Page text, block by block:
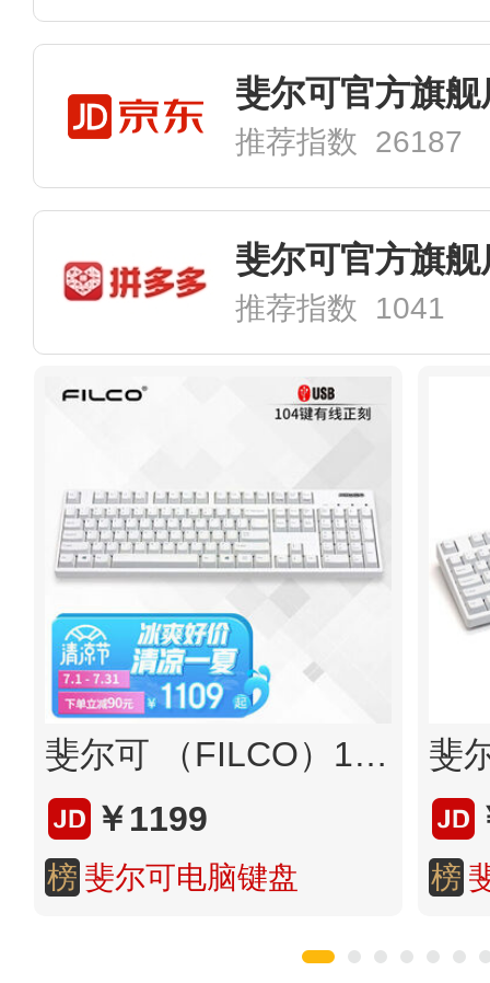
斐尔可官方旗舰
推荐指数 26187
斐尔可官方旗舰
推荐指数 1041
斐尔可 （FILCO）104键圣手二代机械键盘 有线 樱桃轴游戏键盘 办公键盘 电脑键盘 纯白色 青轴
￥1199
榜 斐尔可电脑键盘 榜